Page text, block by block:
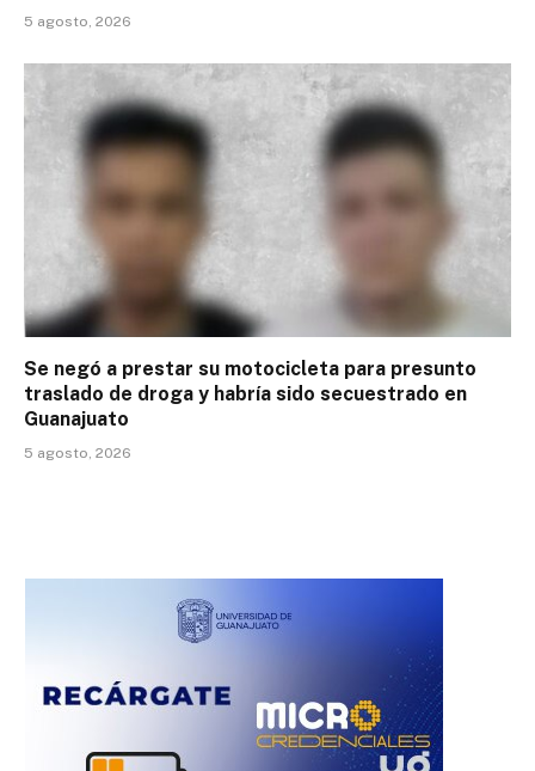
5 agosto, 2026
Se negó a prestar su motocicleta para presunto
traslado de droga y habría sido secuestrado en
Guanajuato
5 agosto, 2026